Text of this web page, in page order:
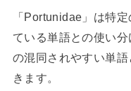
「Portunidae」は特
ている単語との使い
の混同されやすい単
きます。